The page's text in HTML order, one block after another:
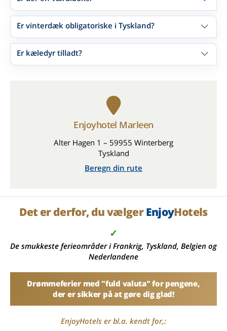
Er vinterdæk obligatoriske i Tyskland?
Er kæledyr tilladt?
Enjoyhotel Marleen
Alter Hagen 1 – 59955 Winterberg
Tyskland
Beregn din rute
Det er derfor, du vælgerEnjoyHotels
✓
De smukkeste ferieområder i Frankrig, Tyskland, Belgien og
Nederlandene
Drømmeferier med "fuld valuta" for pengene,
der er sikker på at gøre dig glad!
EnjoyHotels er bl.a. kendt for,: